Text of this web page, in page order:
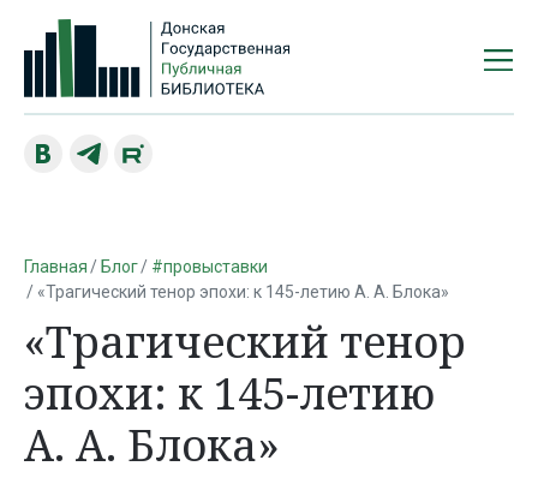
Главная Блог
#провыставки
«Трагический тенор эпохи: к 145-летию А. А. Блока»
«Трагический тенор
эпохи: к 145-летию
А. А. Блока»